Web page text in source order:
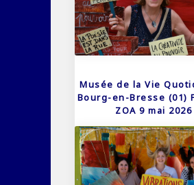
Musée de la Vie
Bourg-en-Bresse (01)
ZOA 9 mai 2026